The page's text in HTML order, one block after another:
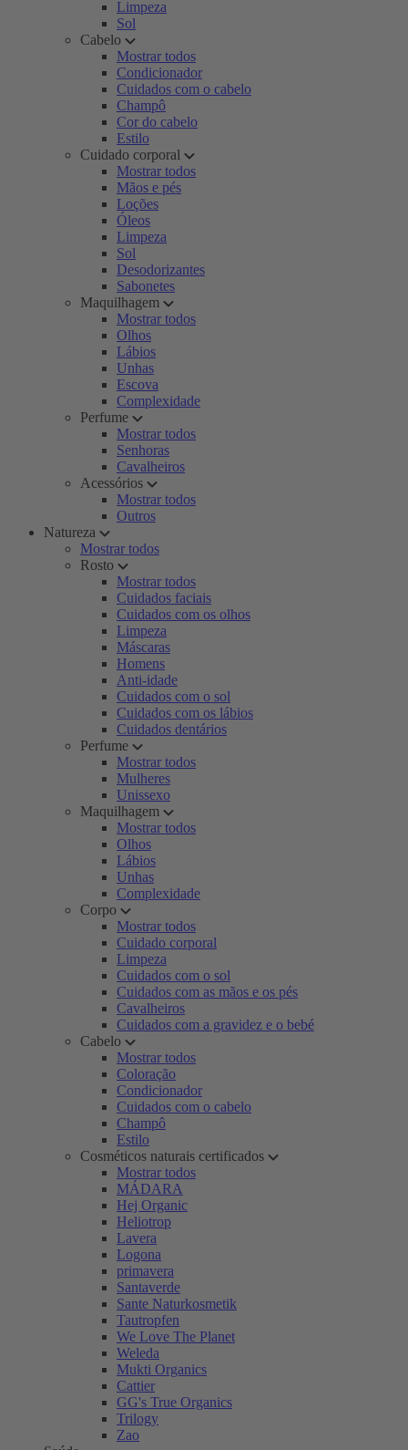
Limpeza
Sol
Cabelo
Mostrar todos
Condicionador
Cuidados com o cabelo
Champô
Cor do cabelo
Estilo
Cuidado corporal
Mostrar todos
Mãos e pés
Loções
Óleos
Limpeza
Sol
Desodorizantes
Sabonetes
Maquilhagem
Mostrar todos
Olhos
Lábios
Unhas
Escova
Complexidade
Perfume
Mostrar todos
Senhoras
Cavalheiros
Acessórios
Mostrar todos
Outros
Natureza
Mostrar todos
Rosto
Mostrar todos
Cuidados faciais
Cuidados com os olhos
Limpeza
Máscaras
Homens
Anti-idade
Cuidados com o sol
Cuidados com os lábios
Cuidados dentários
Perfume
Mostrar todos
Mulheres
Unissexo
Maquilhagem
Mostrar todos
Olhos
Lábios
Unhas
Complexidade
Corpo
Mostrar todos
Cuidado corporal
Limpeza
Cuidados com o sol
Cuidados com as mãos e os pés
Cavalheiros
Cuidados com a gravidez e o bebé
Cabelo
Mostrar todos
Coloração
Condicionador
Cuidados com o cabelo
Champô
Estilo
Cosméticos naturais certificados
Mostrar todos
MÁDARA
Hej Organic
Heliotrop
Lavera
Logona
primavera
Santaverde
Sante Naturkosmetik
Tautropfen
We Love The Planet
Weleda
Mukti Organics
Cattier
GG's True Organics
Trilogy
Zao